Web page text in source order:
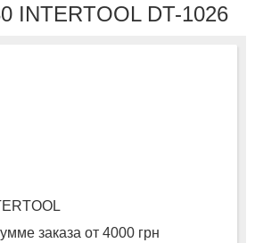
INTERTOOL DT-1026
заказа от 4000 грн